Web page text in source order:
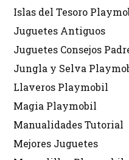
Islas del Tesoro
Juguetes Antiguos
Juguetes Consejos
Jungla y Selva
Llaveros Playmobil
Magia Playmobil
Manualidades Tutorial
Mejores Juguetes